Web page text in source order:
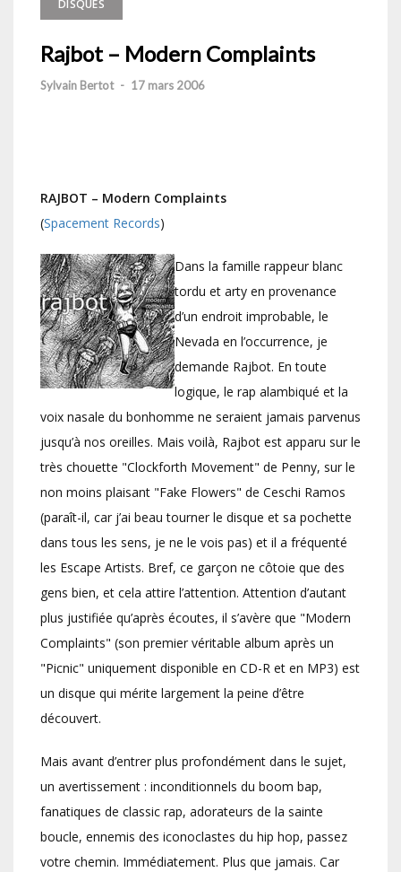
DISQUES
Rajbot – Modern Complaints
Sylvain Bertot - 17 mars 2006
RAJBOT – Modern Complaints
(Spacement Records)
Dans la famille rappeur blanc
tordu et arty en provenance
d’un endroit improbable, le
Nevada en l’occurrence, je
demande Rajbot. En toute
logique, le rap alambiqué et la
voix nasale du bonhomme ne seraient jamais parvenus
jusqu’à nos oreilles. Mais voilà, Rajbot est apparu sur le
très chouette "Clockforth Movement" de Penny, sur le
non moins plaisant "Fake Flowers" de Ceschi Ramos
(paraît-il, car j’ai beau tourner le disque et sa pochette
dans tous les sens, je ne le vois pas) et il a fréquenté
les Escape Artists. Bref, ce garçon ne côtoie que des
gens bien, et cela attire l’attention. Attention d’autant
plus justifiée qu’après écoutes, il s’avère que "Modern
Complaints" (son premier véritable album après un
"Picnic" uniquement disponible en CD-R et en MP3) est
un disque qui mérite largement la peine d’être
découvert.
Mais avant d’entrer plus profondément dans le sujet,
un avertissement : inconditionnels du boom bap,
fanatiques de classic rap, adorateurs de la sainte
boucle, ennemis des iconoclastes du hip hop, passez
votre chemin. Immédiatement. Plus que jamais. Car